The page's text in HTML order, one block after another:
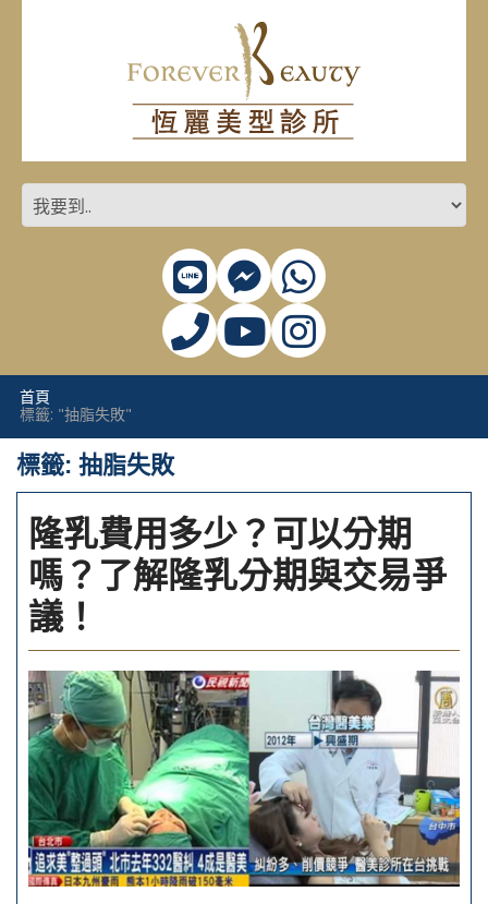
首頁
標籤: "抽脂失敗"
標籤: 抽脂失敗
隆乳費用多少？可以分期
嗎？了解隆乳分期與交易爭
議！